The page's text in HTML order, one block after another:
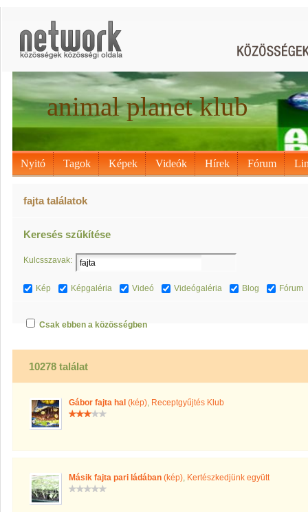
animal planet klub
Nyitó Tagok Képek Videók Hírek Fórum
fajta találatok
Keresés szűkítése
Kulcsszavak:
Kép Képgaléria Videó Videógaléria Blog Fórum
Csak ebben a közösségben
10278 találat
Gábor fajta hal (kép), Receptgyűjtés Klub
Másik fajta pari ládában (kép), Kertészkedjünk együtt